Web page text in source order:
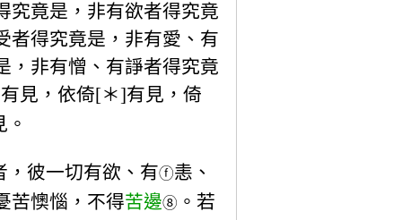
究竟是，非有欲者得究竟
者得究竟是，非有愛、有
，非有憎、有諍者得究竟
見，依倚[＊]有見，倚
，彼一切有欲、有ⓕ恚、
苦懊惱，不得苦邊⑧ 。若